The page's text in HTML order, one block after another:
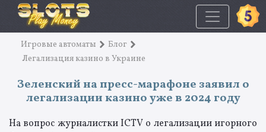
Игровые автоматы
Блог
Легализация казино в Украине
Зеленский на пресс-марафоне заявил о
легализации казино уже в 2024 году
На вопрос журналистки ICTV о легализации игорного